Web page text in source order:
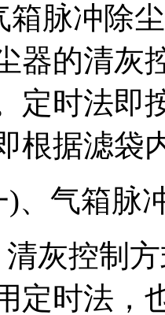
箱脉冲除
器的清灰
定时法即
根据滤袋
箱脉冲
控制方
定时法，